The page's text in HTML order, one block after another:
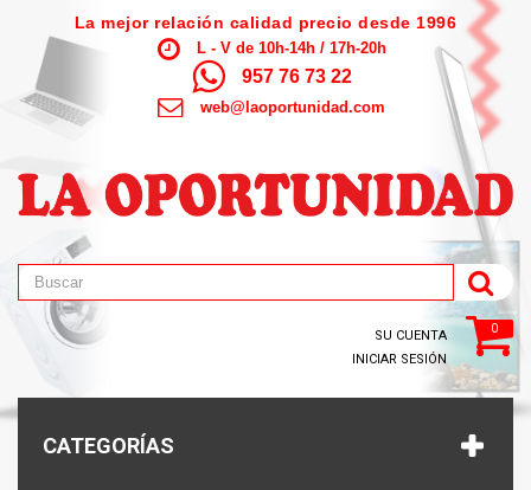
La mejor relación calidad precio desde 1996
L - V de 10h-14h / 17h-20h
957 76 73 22
web@laoportunidad.com
0
SU CUENTA
INICIAR SESIÓN
CATEGORÍAS